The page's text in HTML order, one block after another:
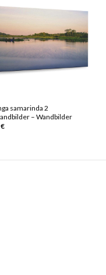
samarinda 2
– Wandbilder
€